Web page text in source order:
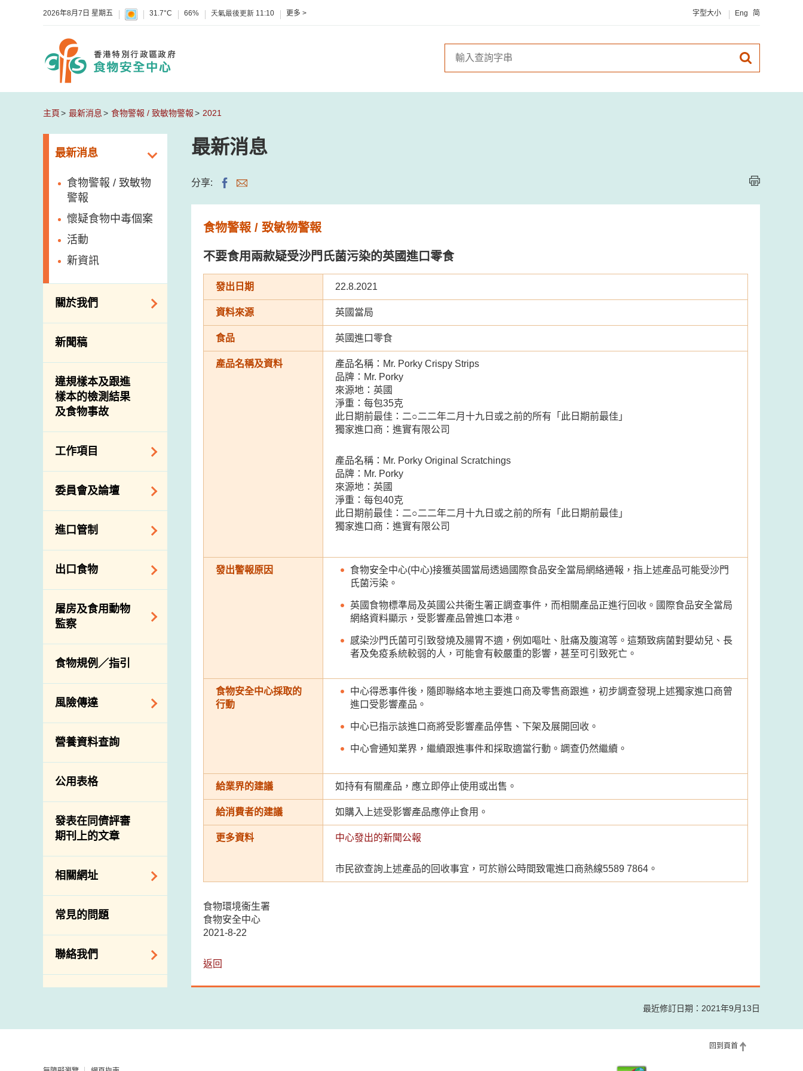
2026年8月7日 星期五 31.7°C 66% 天氣最後更新 11:10 更多 > 字型大小 Eng 简
主頁 最新消息 食物警報 / 致敏物警報 2021
最新消息
食物警報 / 致敏物
警報
懷疑食物中毒個案
活動
新資訊
關於我們
組織結構
介紹短片
新聞稿
違規樣本及跟進
樣本的檢測結果
及食物事故
工作項目
降低膳食中的鈉和
糖
食物安全重點控制
系統
基因改造食物
資料
食物安全之風險評
估
食物事故應變及管
理
食物消費量調查
總膳食研究
有機食物
高風險食物
抗菌素耐藥性
委員會及論壇
食物安全專家委員
會
消費者聯繫小組
進口管制
食物進口商和食物
分銷商登記制度
絡內地有關當局
進口食物管制
口檢驗
出口食物
出口驗證
出口食物往內地
出口商及業界的消
息
屠房及食用動物
監察
規管農業化學物及
獸醫藥物在食用動
物上的使用
屠房及疾病監測
宰前檢驗
宰後檢驗
結果
屠房及肉類檢驗
食物規例／指引
風險傳達
主題項目
項目及活動
資訊平台
下載
公開比賽
營養資料查詢
公用表格
發表在同儕評審
期刊上的文章
相關網址
相關政府部門／機
構
常見的問題
聯絡我們
查詢、建議、要求
最新消息
分享:
食物警報 / 致敏物警報
不要食用兩款疑受沙門氏菌污染的英國進口零食
發出日期 22.8.2021
資料來源 英國當局
食品 英國進口零食
產品名稱及資料
產品名稱：Mr. Porky Crispy Strips
品牌：Mr. Porky
來源地：英國
淨重：每包35克
此日期前最佳：二○二二年二月十九日或之前的所有「此日期前最佳」
獨家進口商：進實有限公司
產品名稱：Mr. Porky Original Scratchings
品牌：Mr. Porky
來源地：英國
淨重：每包40克
此日期前最佳：二○二二年二月十九日或之前的所有「此日期前最佳」
獨家進口商：進實有限公司
發出警報原因
食物安全中心(中心)接獲英國當局透過國際食品安全當局網絡通報，指上述產品可能受沙門
氏菌污染。
英國食物標準局及英國公共衞生署正調查事件，而相關產品正進行回收。國際食品安全當局
網絡資料顯示，受影響產品曾進口本港。
感染沙門氏菌可引致發燒及腸胃不適，例如嘔吐、肚痛及腹瀉等。這類致病菌對嬰幼兒、長
者及免疫系統較弱的人，可能會有較嚴重的影響，甚至可引致死亡。
食物安全中心採取的
行動
中心得悉事件後，隨即聯絡本地主要進口商及零售商跟進，初步調查發現上述獨家進口商曾
進口受影響產品。
中心已指示該進口商將受影響產品停售、下架及展開回收。
中心會通知業界，繼續跟進事件和採取適當行動。調查仍然繼續。
給業界的建議 如持有有關產品，應立即停止使用或出售。
給消費者的建議 如購入上述受影響產品應停止食用。
更多資料 中心發出的新聞公報
市民欲查詢上述產品的回收事宜，可於辦公時間致電進口商熱線5589 7864。
食物環境衞生署
食物安全中心
2021-8-22
返回
最近修訂日期：2021年9月13日
回到頁首